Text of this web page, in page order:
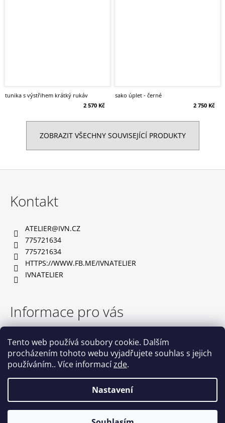
Tento web používá soubory cookie. Dalším
procházením tohoto webu vyjadřujete souhlas s jejich
používáním.. Více informacízde.
Nastavení
tunika s výstřihem krátký rukáv
2 570 Kč
sako úplet - černé
2 750 Kč
ZOBRAZIT VŠECHNY SOUVISEJÍCÍ PRODUKTY
Kontakt
ATELIER@IVN.CZ
775721634
775721634
HTTPS://WWW.FB.ME/IVNATELIER
IVNATELIER
Informace pro vás
TABULKA VELIKOSTÍ
OBCHODNÍ PODMÍNKY
PODMÍNKY OCHRANY OSOBNÍCH ÚDAJŮ
Vytvořil Shoptet